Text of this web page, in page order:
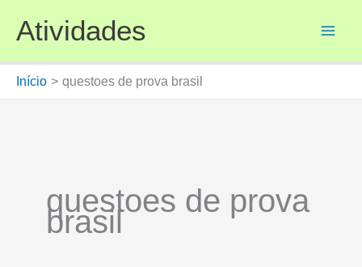
para
conteúdo
Atividades
Início questoes de prova brasil
questoes de prova
brasil